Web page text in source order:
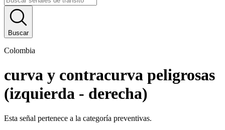
Buscar
Colombia
curva y contracurva peligrosas
(izquierda - derecha)
Esta señal pertenece a la categoría preventivas.